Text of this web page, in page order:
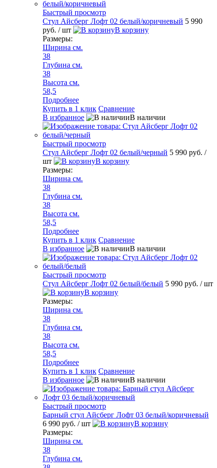
Быстрый просмотр
Стул Айсберг Лофт 02 белый/коричневый 5 990
руб. / шт
В корзину
Размеры:
Ширина см.
38
Глубина см.
38
Высота см.
58,5
Подробнее
Купить в 1 клик Сравнение
В избранное
В наличии
Быстрый просмотр
Стул Айсберг Лофт 02 белый/черный 5 990 руб. /
шт
В корзину
Размеры:
Ширина см.
38
Глубина см.
38
Высота см.
58,5
Подробнее
Купить в 1 клик Сравнение
В избранное
В наличии
Быстрый просмотр
Стул Айсберг Лофт 02 белый/белый 5 990 руб. / шт
В корзину
Размеры:
Ширина см.
38
Глубина см.
38
Высота см.
58,5
Подробнее
Купить в 1 клик Сравнение
В избранное
В наличии
Быстрый просмотр
Барный стул Айсберг Лофт 03 белый/коричневый
6 990 руб. / шт
В корзину
Размеры:
Ширина см.
38
Глубина см.